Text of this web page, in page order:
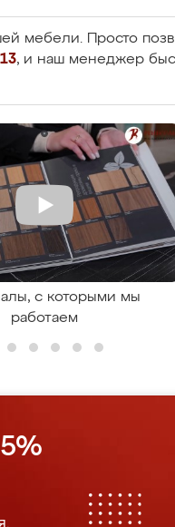
мебели. Просто
, и наш менеджер
с которыми мы
работаем